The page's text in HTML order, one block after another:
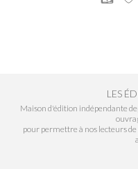
LES
Maison d'édition indépendante
pour permettre à nos lecteurs